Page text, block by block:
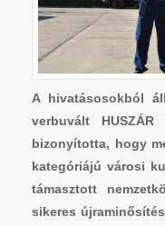
A hivatásosokból
verbuvált HUSZÁR
bizonyította, hogy
kategóriájú városi
támasztott
sikeres